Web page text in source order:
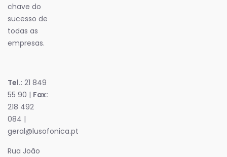
chave do
sucesso de
todas as
empresas.
Tel.: 21 849
55 90 | Fax:
218 492
084 |
geral@lusofonica.pt
Rua João